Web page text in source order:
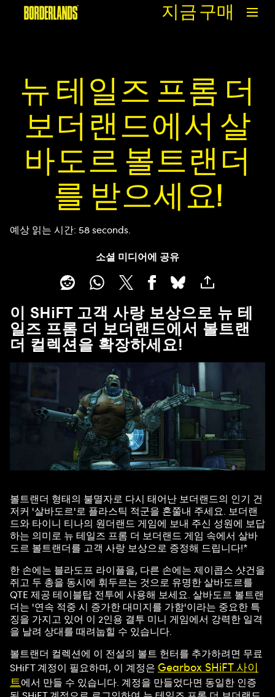
지금 구매
뉴 테일즈 프롬 더
보더랜드에서 살
바도르 볼트랜더
를 받으세요!
예상 읽는 시간 58 seconds
소셜 미디어에 공유
이 SHiFT 고객 사랑 보상으로 뉴 테
일즈 프롬 더 보더랜드에서 볼트랜
더 컬렉션을 확장하세요!
볼트랜더 형태의 불멸자로 다시 태어난 보더랜드의 인기 건
저커 '살바도르'로 플라스틱 적군을 혼쭐내 주세요. 보더랜
드와 타이니 티나의 원더랜드 게임에 보내 주신 성원에 보답
하는 의미로 뉴 테일즈 프롬 더 보더랜드 게임 속에서 살바
도르 볼트랜더를 고객 사랑 보상으로 증정해 드립니다!*
한 손에는 블라도프 라이플을, 다른 손에는 제이콥스 샷건을
쥐고 두 총을 동시에 휘두르는 것으로 유명한 살바도르를
QTE 제공 테이블탑 전투에 사용해 보세요. 살바도르 볼트랜
더는 '연속 적중 시 증가한 대미지를 가함'이라는 중요한 특
징을 가지고 있어 이 2인용 결투 미니 게임에서 강력한 일격
을 날려 상대를 때려눕힐 수 있습니다.
볼트랜더 컬렉션에 이 전설의 볼트 헌터를 추가하려면 무료
SHiFT 계정이 필요하며, 이 계정은 Gearbox SHiFT 사이
트에서 만들 수 있습니다. 계정을 만들었다면 동일한 인증